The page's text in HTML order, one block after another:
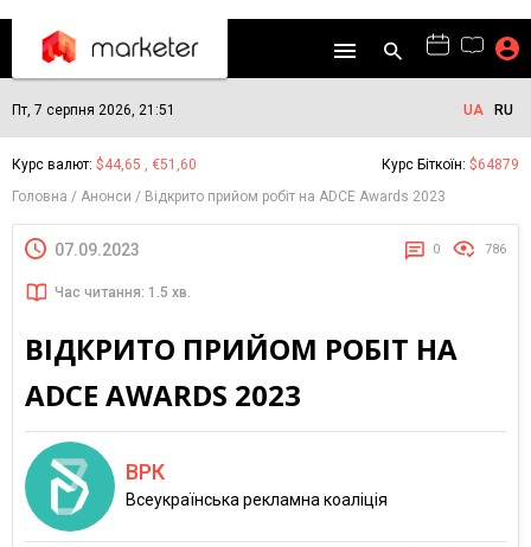
Пт, 7 серпня 2026, 21:51 UA RU
Курс валют: $44,65 , €51,60 Курс Біткоїн: $64879
Головна
Анонси Відкрито прийом робіт на ADCE Awards 2023
07.09.2023 0 786
Час читання: 1.5 хв.
ВІДКРИТО ПРИЙОМ РОБІТ НА
ADCE AWARDS 2023
ВРК
Всеукраїнська рекламна коаліція